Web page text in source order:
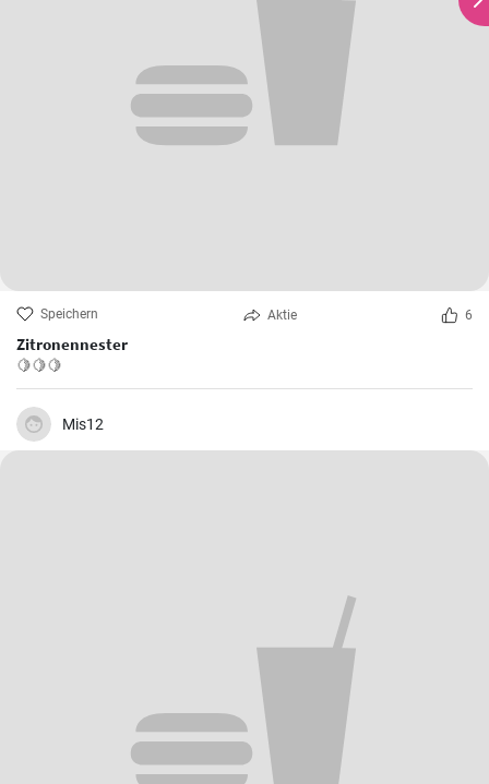
Speichern Aktie 6
Zitronennester
🍋🍋🍋
Mis12